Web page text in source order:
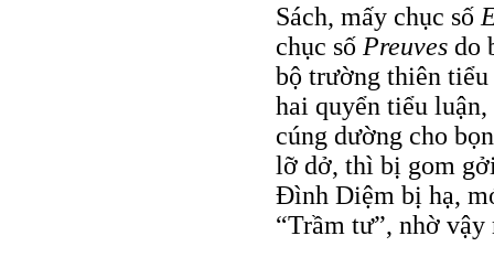
Sách, mấy chục số
chục số Preuves do
bộ trường thiên
hai quyển tiểu
cúng dường cho
lỡ dở, thì bị gom
Đình Diệm bị hạ,
“Trầm tư”, nhờ vậy